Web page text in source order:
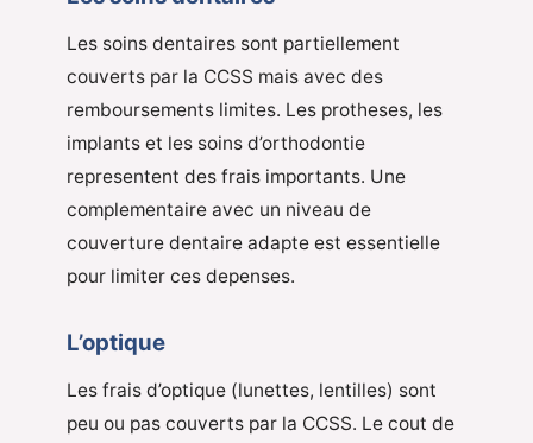
Les soins dentaires sont partiellement
couverts par la CCSS mais avec des
remboursements limites. Les protheses, les
implants et les soins d’orthodontie
representent des frais importants. Une
complementaire avec un niveau de
couverture dentaire adapte est essentielle
pour limiter ces depenses.
L’optique
Les frais d’optique (lunettes, lentilles) sont
peu ou pas couverts par la CCSS. Le cout de